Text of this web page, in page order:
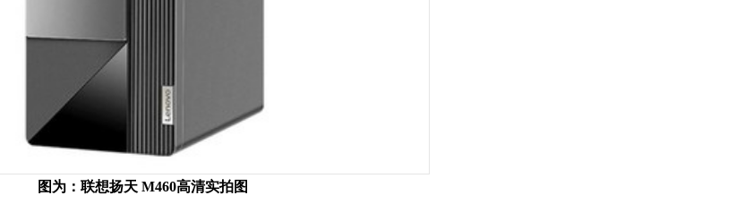
图为：联想扬天 M460高清实拍图